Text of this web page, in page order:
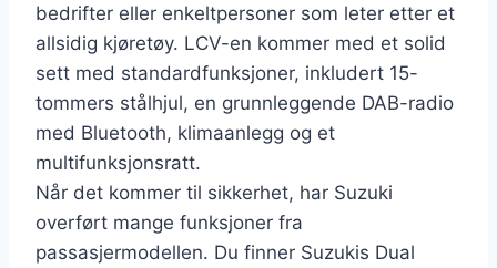
bedrifter eller enkeltpersoner som leter etter et
allsidig kjøretøy. LCV-en kommer med et solid
sett med standardfunksjoner, inkludert 15-
tommers stålhjul, en grunnleggende DAB-radio
med Bluetooth, klimaanlegg og et
multifunksjonsratt.
Når det kommer til sikkerhet, har Suzuki
overført mange funksjoner fra
passasjermodellen. Du finner Suzukis Dual